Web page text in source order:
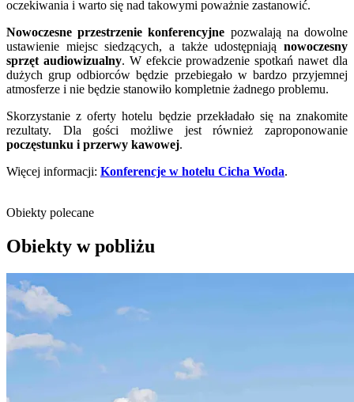
oczekiwania i warto się nad takowymi poważnie zastanowić.
Nowoczesne przestrzenie konferencyjne pozwalają na dowolne
ustawienie miejsc siedzących, a także udostępniają nowoczesny
sprzęt audiowizualny. W efekcie prowadzenie spotkań nawet dla
dużych grup odbiorców będzie przebiegało w bardzo przyjemnej
atmosferze i nie będzie stanowiło kompletnie żadnego problemu.
Skorzystanie z oferty hotelu będzie przekładało się na znakomite
rezultaty. Dla gości możliwe jest również zaproponowanie
poczęstunku i przerwy kawowej.
Więcej informacji: Konferencje w hotelu Cicha Woda.
Obiekty polecane
Obiekty w pobliżu